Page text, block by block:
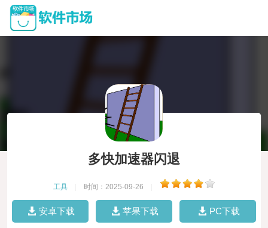
多快加速器闪退
工具 时间：2025-09-26
安卓下载 苹果下载 PC下载